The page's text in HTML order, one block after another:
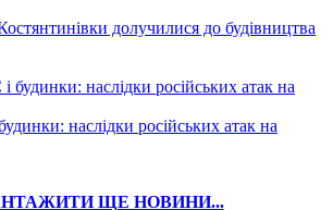
долучилися до будівництва
наслідки російських атак на
ЩЕ НОВИНИ...